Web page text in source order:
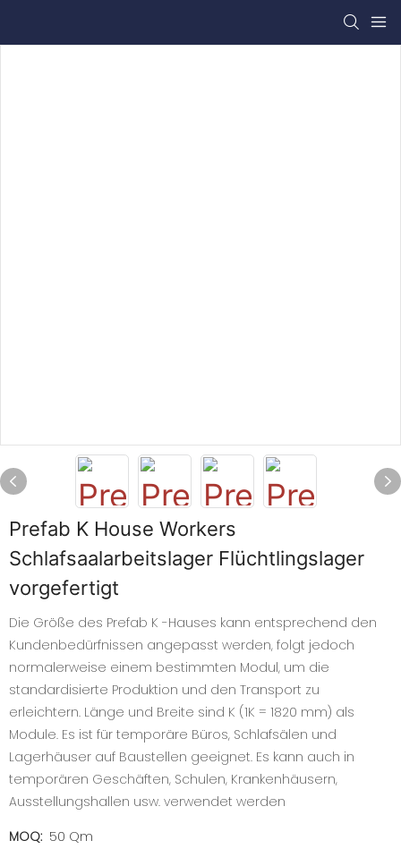
Prefab K House Workers
Schlafsaalarbeitslager Flüchtlingslager
vorgefertigt
Die Größe des Prefab K -Hauses kann entsprechend den
Kundenbedürfnissen angepasst werden, folgt jedoch
normalerweise einem bestimmten Modul, um die
standardisierte Produktion und den Transport zu
erleichtern. Länge und Breite sind K (1K = 1820 mm) als
Module. Es ist für temporäre Büros, Schlafsälen und
Lagerhäuser auf Baustellen geeignet. Es kann auch in
temporären Geschäften, Schulen, Krankenhäusern,
Ausstellungshallen usw. verwendet werden
MOQ: 50 Qm